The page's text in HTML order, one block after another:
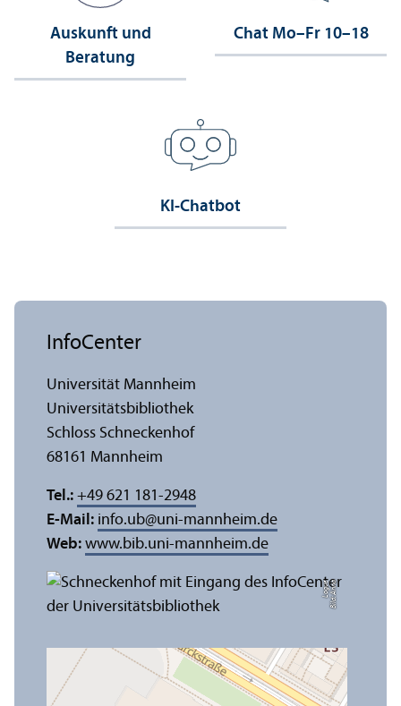
Auskunft und
Beratung
Chat Mo–Fr 10–18
KI-Chatbot
Bil
d:
A
n
n
a
L
o
g
u
e
InfoCenter
Universität Mannheim
Universitäts­bibliothek
Schloss Schneckenhof
68161 Mannheim
Tel.: +49 621 181-2948
E-Mail: info.ub@uni-mannheim.de
Web: www.bib.uni-mannheim.de